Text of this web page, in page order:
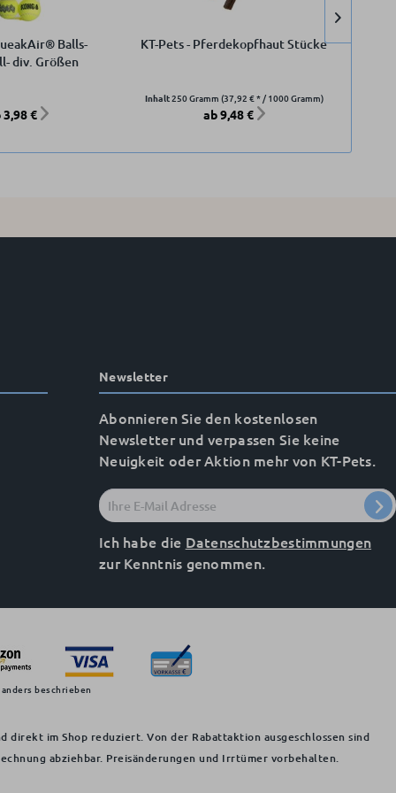
Balls-
div. Größen
3,98 €
KT-Pets - Pferdekopfhaut Stücke
Inhalt250 Gramm (37,92 € * / 1000 Gramm)
ab 9,48 €
Newsletter
Abonnieren Sie den kostenlosen
Newsletter und verpassen Sie keine
Neuigkeit oder Aktion mehr von KT-Pets.
Ich habe die Datenschutzbestimmungen
zur Kenntnis genommen.
beschrieben
im Shop reduziert. Von der Rabattaktion ausgeschlossen sind
abziehbar. Preisänderungen und Irrtümer vorbehalten.